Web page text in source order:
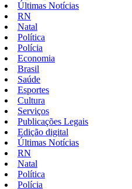
Últimas Notícias
RN
Natal
Política
Polícia
Economia
Brasil
Saúde
Esportes
Cultura
Serviços
Publicações Legais
Edição digital
Últimas Notícias
RN
Natal
Política
Polícia